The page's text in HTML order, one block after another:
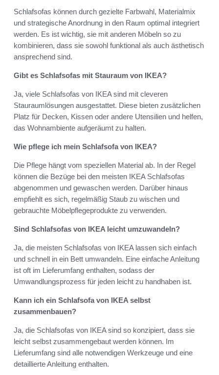
Schlafsofas können durch gezielte Farbwahl, Materialmix
und strategische Anordnung in den Raum optimal integriert
werden. Es ist wichtig, sie mit anderen Möbeln so zu
kombinieren, dass sie sowohl funktional als auch ästhetisch
ansprechend sind.
Gibt es Schlafsofas mit Stauraum von IKEA?
Ja, viele Schlafsofas von IKEA sind mit cleveren
Stauraumlösungen ausgestattet. Diese bieten zusätzlichen
Platz für Decken, Kissen oder andere Utensilien und helfen,
das Wohnambiente aufgeräumt zu halten.
Wie pflege ich mein Schlafsofa von IKEA?
Die Pflege hängt vom speziellen Material ab. In der Regel
können die Bezüge bei den meisten IKEA Schlafsofas
abgenommen und gewaschen werden. Darüber hinaus
empfiehlt es sich, regelmäßig Staub zu wischen und
gebrauchte Möbelpflegeprodukte zu verwenden.
Sind Schlafsofas von IKEA leicht umzuwandeln?
Ja, die meisten Schlafsofas von IKEA lassen sich einfach
und schnell in ein Bett umwandeln. Eine einfache Anleitung
ist oft im Lieferumfang enthalten, sodass der
Umwandlungsprozess für jeden leicht zu handhaben ist.
Kann ich ein Schlafsofa von IKEA selbst
zusammenbauen?
Ja, die Schlafsofas von IKEA sind so konzipiert, dass sie
leicht selbst zusammengebaut werden können. Im
Lieferumfang sind alle notwendigen Werkzeuge und eine
detaillierte Anleitung enthalten.